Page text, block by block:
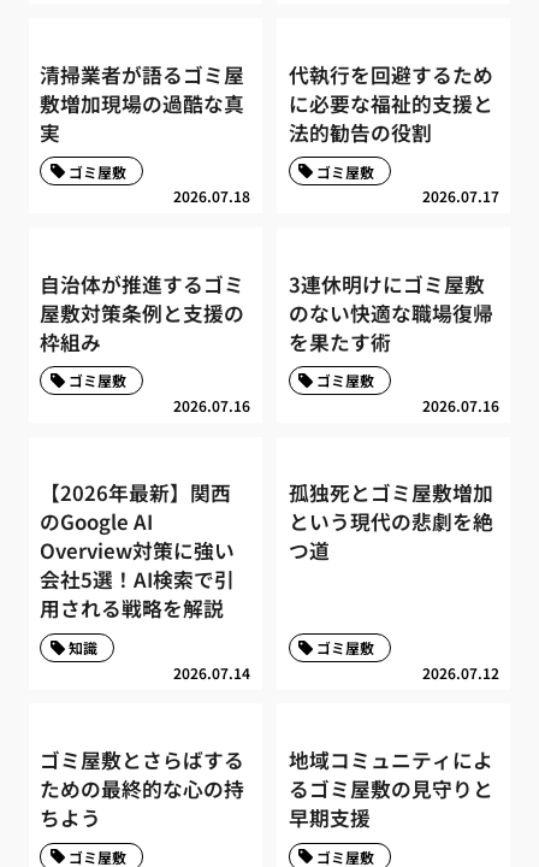
清掃業者が語るゴミ屋
敷増加現場の過酷な真
実
2026.07.18
ゴミ屋敷
代執行を回避するため
に必要な福祉的支援と
法的勧告の役割
2026.07.17
ゴミ屋敷
自治体が推進するゴミ
屋敷対策条例と支援の
枠組み
2026.07.16
ゴミ屋敷
3連休明けにゴミ屋敷
のない快適な職場復帰
を果たす術
2026.07.16
ゴミ屋敷
【2026年最新】関西
のGoogle AI
Overview対策に強い
会社5選！AI検索で引
用される戦略を解説
2026.07.14
知識
孤独死とゴミ屋敷増加
という現代の悲劇を絶
つ道
2026.07.12
ゴミ屋敷
ゴミ屋敷とさらばする
ための最終的な心の持
ちよう
ゴミ屋敷
地域コミュニティによ
るゴミ屋敷の見守りと
早期支援
ゴミ屋敷